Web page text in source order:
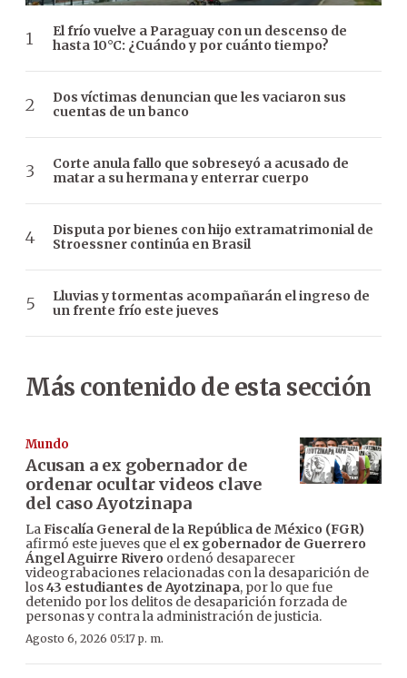
El frío vuelve a Paraguay con un descenso de
hasta 10°C: ¿Cuándo y por cuánto tiempo?
Dos víctimas denuncian que les vaciaron sus
cuentas de un banco
Corte anula fallo que sobreseyó a acusado de
matar a su hermana y enterrar cuerpo
Disputa por bienes con hijo extramatrimonial de
Stroessner continúa en Brasil
Lluvias y tormentas acompañarán el ingreso de
un frente frío este jueves
Más contenido de esta sección
Mundo
Acusan a ex gobernador de
ordenar ocultar videos clave
del caso Ayotzinapa
LaFiscalía General de la República de México (FGR)
afirmó este jueves que el ex gobernador de Guerrero
Ángel Aguirre Rivero ordenó desaparecer
videograbaciones relacionadas con la desaparición de
los43 estudiantes de Ayotzinapa, por lo que fue
detenido por los delitos de desaparición forzada de
personas y contra la administración de justicia.
Agosto 6, 2026 05:17 p. m.